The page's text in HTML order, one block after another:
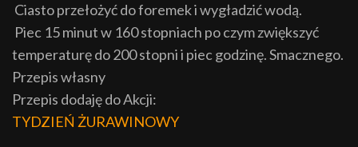
Ciasto przełożyć do foremek i wygładzić wodą.
Piec 15 minut w 160 stopniach po czym zwiększyć
temperaturę do 200 stopni i piec godzinę. Smacznego.
Przepis własny
Przepis dodaję do Akcji:
TYDZIEŃ ŻURAWINOWY